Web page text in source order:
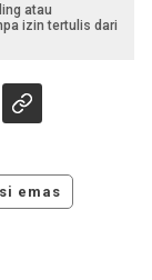
atau
izin tertulis dari
emas